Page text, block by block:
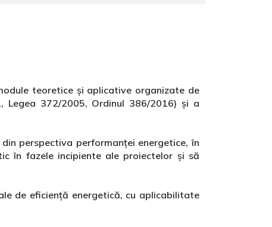
teoretice și aplicative organizate de
Legea 372/2005, Ordinul 386/2016) și a
perspectiva performanței energetice, în
în fazele incipiente ale proiectelor și să
de eficiență energetică, cu aplicabilitate